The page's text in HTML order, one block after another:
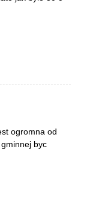
ogromna od
byc